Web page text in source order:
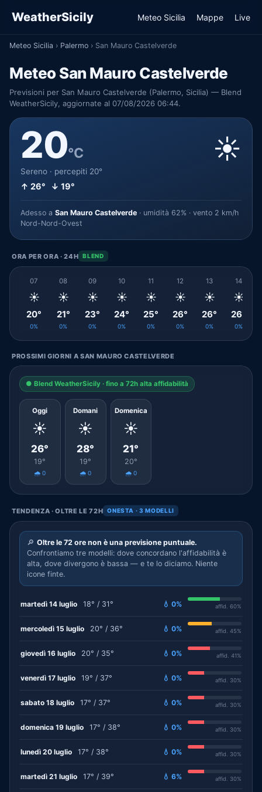
WeatherSicily Meteo Sicilia Mappe Live
Meteo Sicilia › Palermo › San Mauro Castelverde
Meteo San Mauro Castelverde
Previsioni per San Mauro Castelverde (Palermo, Sicilia) — Blend
WeatherSicily, aggiornate al 07/08/2026 06:44.
20°C
Sereno · percepiti 20°
↑ 26° ↓ 19°
☀️
Adesso a San Mauro Castelverde · umidità 62% · vento 2 km/h
Nord-Nord-Ovest
ORA PER ORA · 24H BLEND
07
☀️
20°
0%
08
☀️
21°
0%
09
☀️
23°
0%
10
☀️
24°
0%
11
☀️
25°
0%
12
☀️
26°
0%
13
☀️
26°
0%
14
☀️
26°
0%
PROSSIMI GIORNI A SAN MAURO CASTELVERDE
● Blend WeatherSicily · fino a 72h alta affidabilità
Oggi
☀️
26°
19°
🌧️ 0
Domani
☀️
28°
19°
🌧️ 0
Domenica
☀️
21°
20°
🌧️ 0
TENDENZA · OLTRE LE 72H ONESTA · 3 MODELLI
🔎 Oltre le 72 ore non è una previsione puntuale.
Confrontiamo tre modelli: dove concordano l'affidabilità è
alta, dove divergono è bassa — e te lo diciamo. Niente
icone finte.
martedì 14 luglio 18° / 31° 💧 0% affid. 60%
mercoledì 15 luglio 20° / 36° 💧 0% affid. 45%
giovedì 16 luglio 20° / 35° 💧 0% affid. 41%
venerdì 17 luglio 19° / 37° 💧 0% affid. 30%
sabato 18 luglio 17° / 37° 💧 0% affid. 30%
domenica 19 luglio 17° / 38° 💧 0% affid. 30%
lunedì 20 luglio 17° / 38° 💧 0% affid. 30%
martedì 21 luglio 17° / 39° 💧 6% affid. 30%